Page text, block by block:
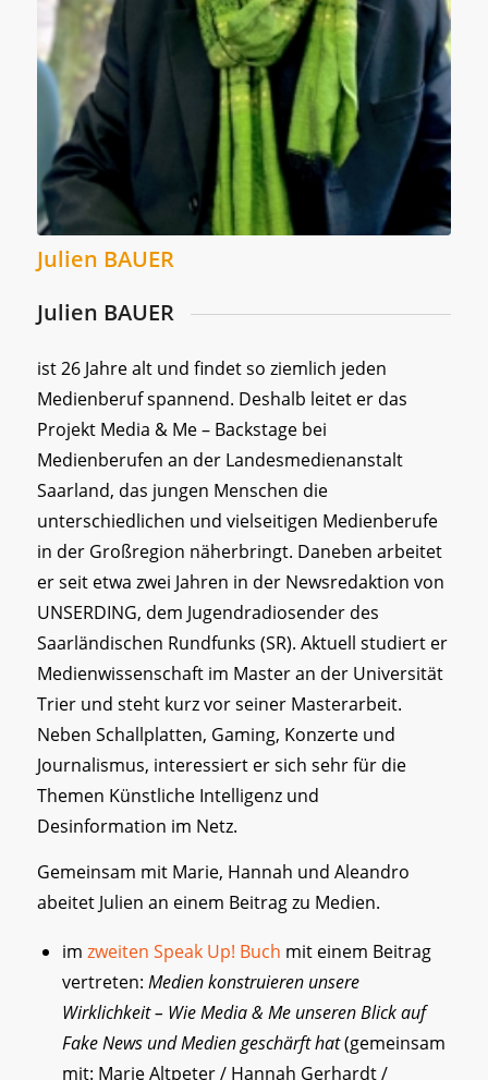
Julien BAUER
Julien BAUER
ist 26 Jahre alt und findet so ziemlich jeden
Medienberuf spannend. Deshalb leitet er das
Projekt Media & Me – Backstage bei
Medienberufen an der Landesmedienanstalt
Saarland, das jungen Menschen die
unterschiedlichen und vielseitigen Medienberufe
in der Großregion näherbringt. Daneben arbeitet
er seit etwa zwei Jahren in der Newsredaktion von
UNSERDING, dem Jugendradiosender des
Saarländischen Rundfunks (SR). Aktuell studiert er
Medienwissenschaft im Master an der Universität
Trier und steht kurz vor seiner Masterarbeit.
Neben Schallplatten, Gaming, Konzerte und
Journalismus, interessiert er sich sehr für die
Themen Künstliche Intelligenz und
Desinformation im Netz.
Gemeinsam mit Marie, Hannah und Aleandro
abeitet Julien an einem Beitrag zu Medien.
im zweiten Speak Up! Buch mit einem Beitrag
vertreten: Medien konstruieren unsere
Wirklichkeit – Wie Media & Me unseren Blick auf
Fake News und Medien geschärft hat(gemeinsam
mit: Marie Altpeter / Hannah Gerhardt /